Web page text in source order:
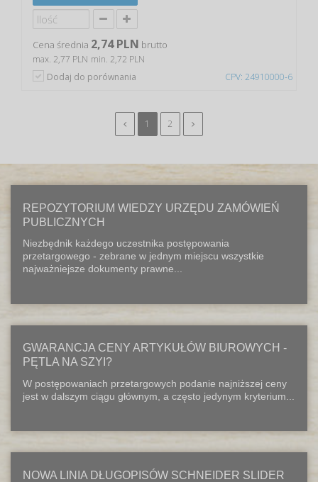
CPV: 24910000-6
Cena średnia 2,74 PLN brutto
max. 2,77 PLN min. 2,72 PLN
Dodaj do porównania
1 2
REPOZYTORIUM WIEDZY URZĘDU ZAMÓWIEŃ
PUBLICZNYCH
Niezbędnik każdego uczestnika postępowania
przetargowego - zebrane w jednym miejscu wszystkie
najważniejsze dokumenty prawne...
GWARANCJA CENY ARTYKUŁÓW BIUROWYCH -
PĘTLA NA SZYI?
W postępowaniach przetargowych podanie najniższej ceny
jest w dalszym ciągu głównym, a często jedynym kryterium...
NOWA LINIA DŁUGOPISÓW SCHNEIDER SLIDER